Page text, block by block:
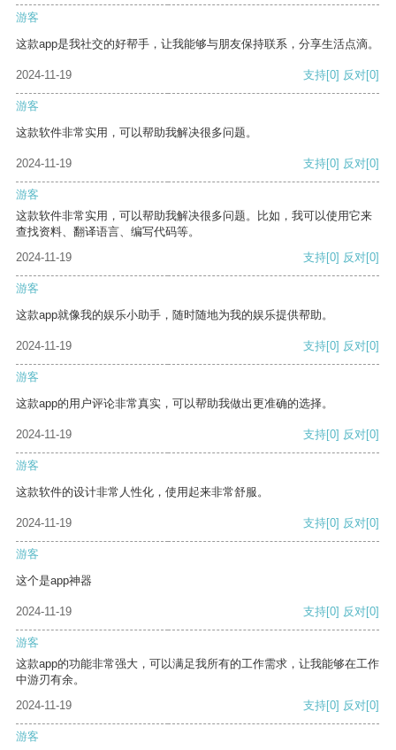
游客
这款app是我社交的好帮手，让我能够与朋友保持联系，分享生活点滴。
2024-11-19 支持[0] 反对[0]
游客
这款软件非常实用，可以帮助我解决很多问题。
2024-11-19 支持[0] 反对[0]
游客
这款软件非常实用，可以帮助我解决很多问题。比如，我可以使用它来
查找资料、翻译语言、编写代码等。
2024-11-19
支持[0] 反对[0]
游客
这款app就像我的娱乐小助手，随时随地为我的娱乐提供帮助。
2024-11-19 支持[0] 反对[0]
游客
这款app的用户评论非常真实，可以帮助我做出更准确的选择。
2024-11-19 支持[0] 反对[0]
游客
这款软件的设计非常人性化，使用起来非常舒服。
2024-11-19 支持[0] 反对[0]
游客
这个是app神器
2024-11-19 支持[0] 反对[0]
游客
这款app的功能非常强大，可以满足我所有的工作需求，让我能够在工作
中游刃有余。
2024-11-19
支持[0] 反对[0]
游客